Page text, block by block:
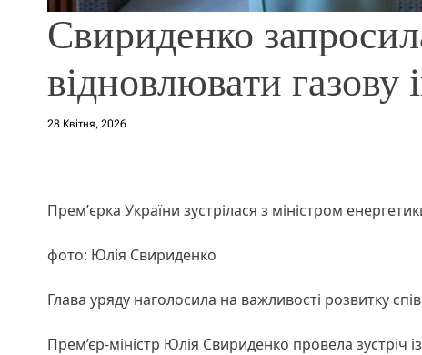
Свириденко
відновлювати газову
28 Квітня, 2026
Премʼєрка України зустрілася з міністром
фото: Юлія Свириденко
Глава уряду наголосила на важливості розвитку
Прем’єр-міністр Юлія Свириденко провела зустріч